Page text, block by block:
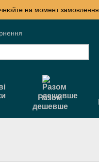
на момент замовлення.
Разом
дешевше